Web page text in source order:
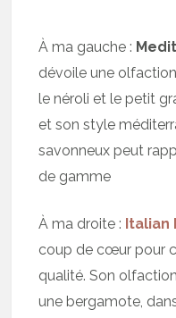
À ma gauche :
dévoile une
le néroli et le petit
et son style
savonneux peut
de gamme
À ma droite : Italian
coup de cœur pour
qualité. Son
une bergamote,